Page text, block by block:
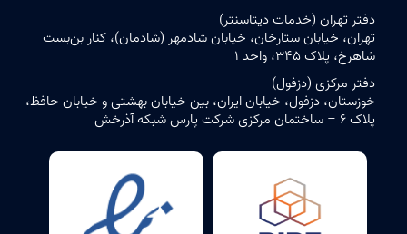
دفتر تهران (خدمات دیتاسنتر)
تهران، خیابان ستارخان، خیابان شادمهر (شادمان)، کنار بن‌بست
شاهرخ، پلاک ۳۴۵، واحد ۱
دفتر مرکزی (دزفول)
خوزستان، دزفول، خیابان ایران، بین خیابان بهشتی و خیابان حافظ،
پلاک ۶ – ساختمان مرکزی شرکت پارس شبکه آذرخش